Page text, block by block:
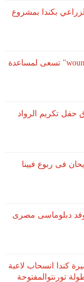
بكندا بمشروع
د.مريم بطرس:منظمة "wounds canada" تسعى لمساعدة
حفل تكريم الرواد
فى ربوع فيينا
وفد دبلوماسى مصرى
كندا انسحاب لاعبة
​تورنتو​المفتوحة